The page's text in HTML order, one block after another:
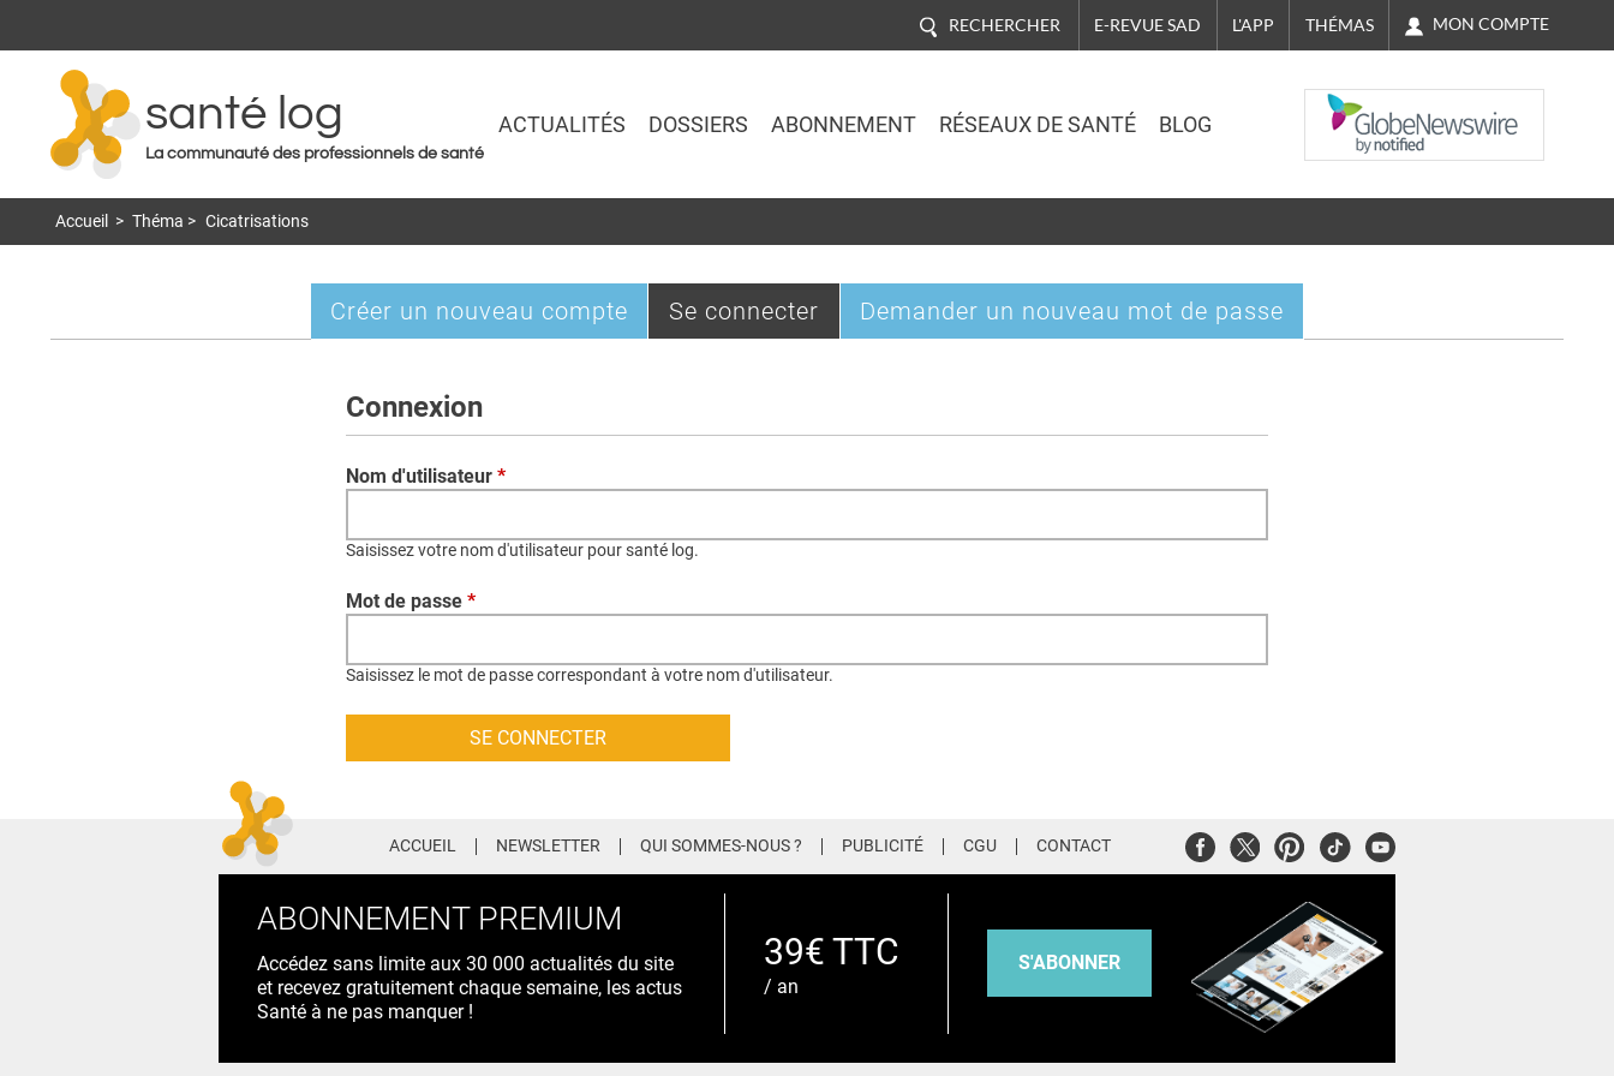
RECHERCHER E-REVUE SAD L'APP THÉMAS MON COMPTE
santé log
La communauté des professionnels de santé
ACTUALITÉS DOSSIERS ABONNEMENT RÉSEAUX DE SANTÉ BLOG
NASDAQ
Accueil > Théma > Cicatrisations
Onglets
Créer un nouveau compte Se connecter (onglet
actif)
Demander un nouveau mot de passe
Connexion
Nom d'utilisateur *
Saisissez votre nom d'utilisateur pour santé log.
Mot de passe *
Saisissez le mot de passe correspondant à votre nom d'utilisateur.
ACCUEIL NEWSLETTER QUI SOMMES-NOUS ? PUBLICITÉ CGU CONTACT FacebookTwitterPinterest
TiktokYoutube
ABONNEMENT PREMIUM
Accédez sans limite aux 30 000 actualités du site
et recevez gratuitement chaque semaine, les actus
Santé à ne pas manquer !
39€ TTC
/ an
S'ABONNER